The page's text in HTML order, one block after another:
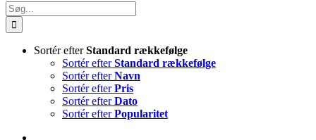
Søg
efter:
Sortér efterStandard rækkefølge
Sortér efterStandard rækkefølge
Sortér efterNavn
Sortér efterPris
Sortér efterDato
Sortér efterPopularitet